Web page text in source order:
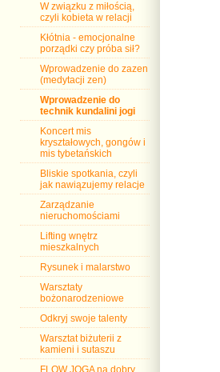
W związku z miłością,
czyli kobieta w relacji
Kłótnia - emocjonalne
porządki czy próba sił?
Wprowadzenie do zazen
(medytacji zen)
Wprowadzenie do
technik kundalini jogi
Koncert mis
kryształowych, gongów i
mis tybetańskich
Bliskie spotkania, czyli
jak nawiązujemy relacje
Zarządzanie
nieruchomościami
Lifting wnętrz
mieszkalnych
Rysunek i malarstwo
Warsztaty
bożonarodzeniowe
Odkryj swoje talenty
Warsztat biżuterii z
kamieni i sutaszu
FLOW JOGA na dobry